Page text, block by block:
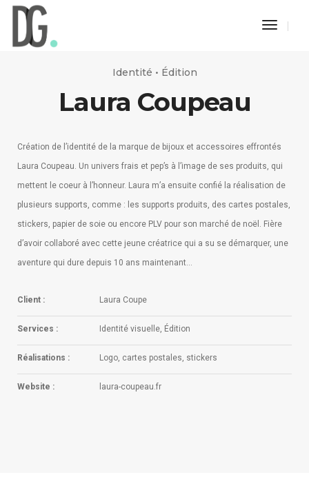
Toggle
Identité • Édition
Laura Coupeau
Création de l’identité de la marque de bijoux et accessoires effrontés
Laura Coupeau. Un univers frais et pep’s à l’image de ses produits, qui
mettent le coeur à l’honneur. Laura m’a ensuite confié la réalisation de
plusieurs supports, comme : les supports produits, des cartes postales,
stickers, papier de soie ou encore PLV pour son marché de noël. Fière
d’avoir collaboré avec cette jeune créatrice qui a su se démarquer, une
aventure qui dure depuis 10 ans maintenant…
Client : Laura Coupe
Services : Identité visuelle, Édition
Réalisations : Logo, cartes postales, stickers
Website : laura-coupeau.fr